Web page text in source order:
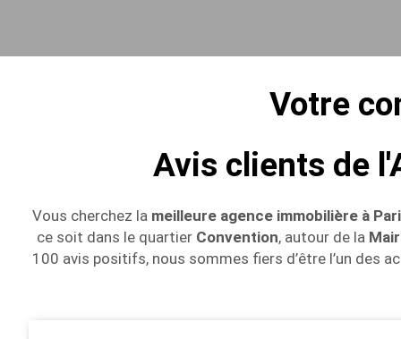
Votre
Avis clients de
Vous cherchez la meilleure agence immobilière à
ce soit dans le quartier Convention, autour de la
100 avis positifs, nous sommes fiers d’être l’un des